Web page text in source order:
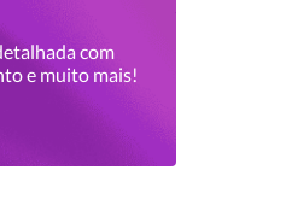
com
e muito mais!